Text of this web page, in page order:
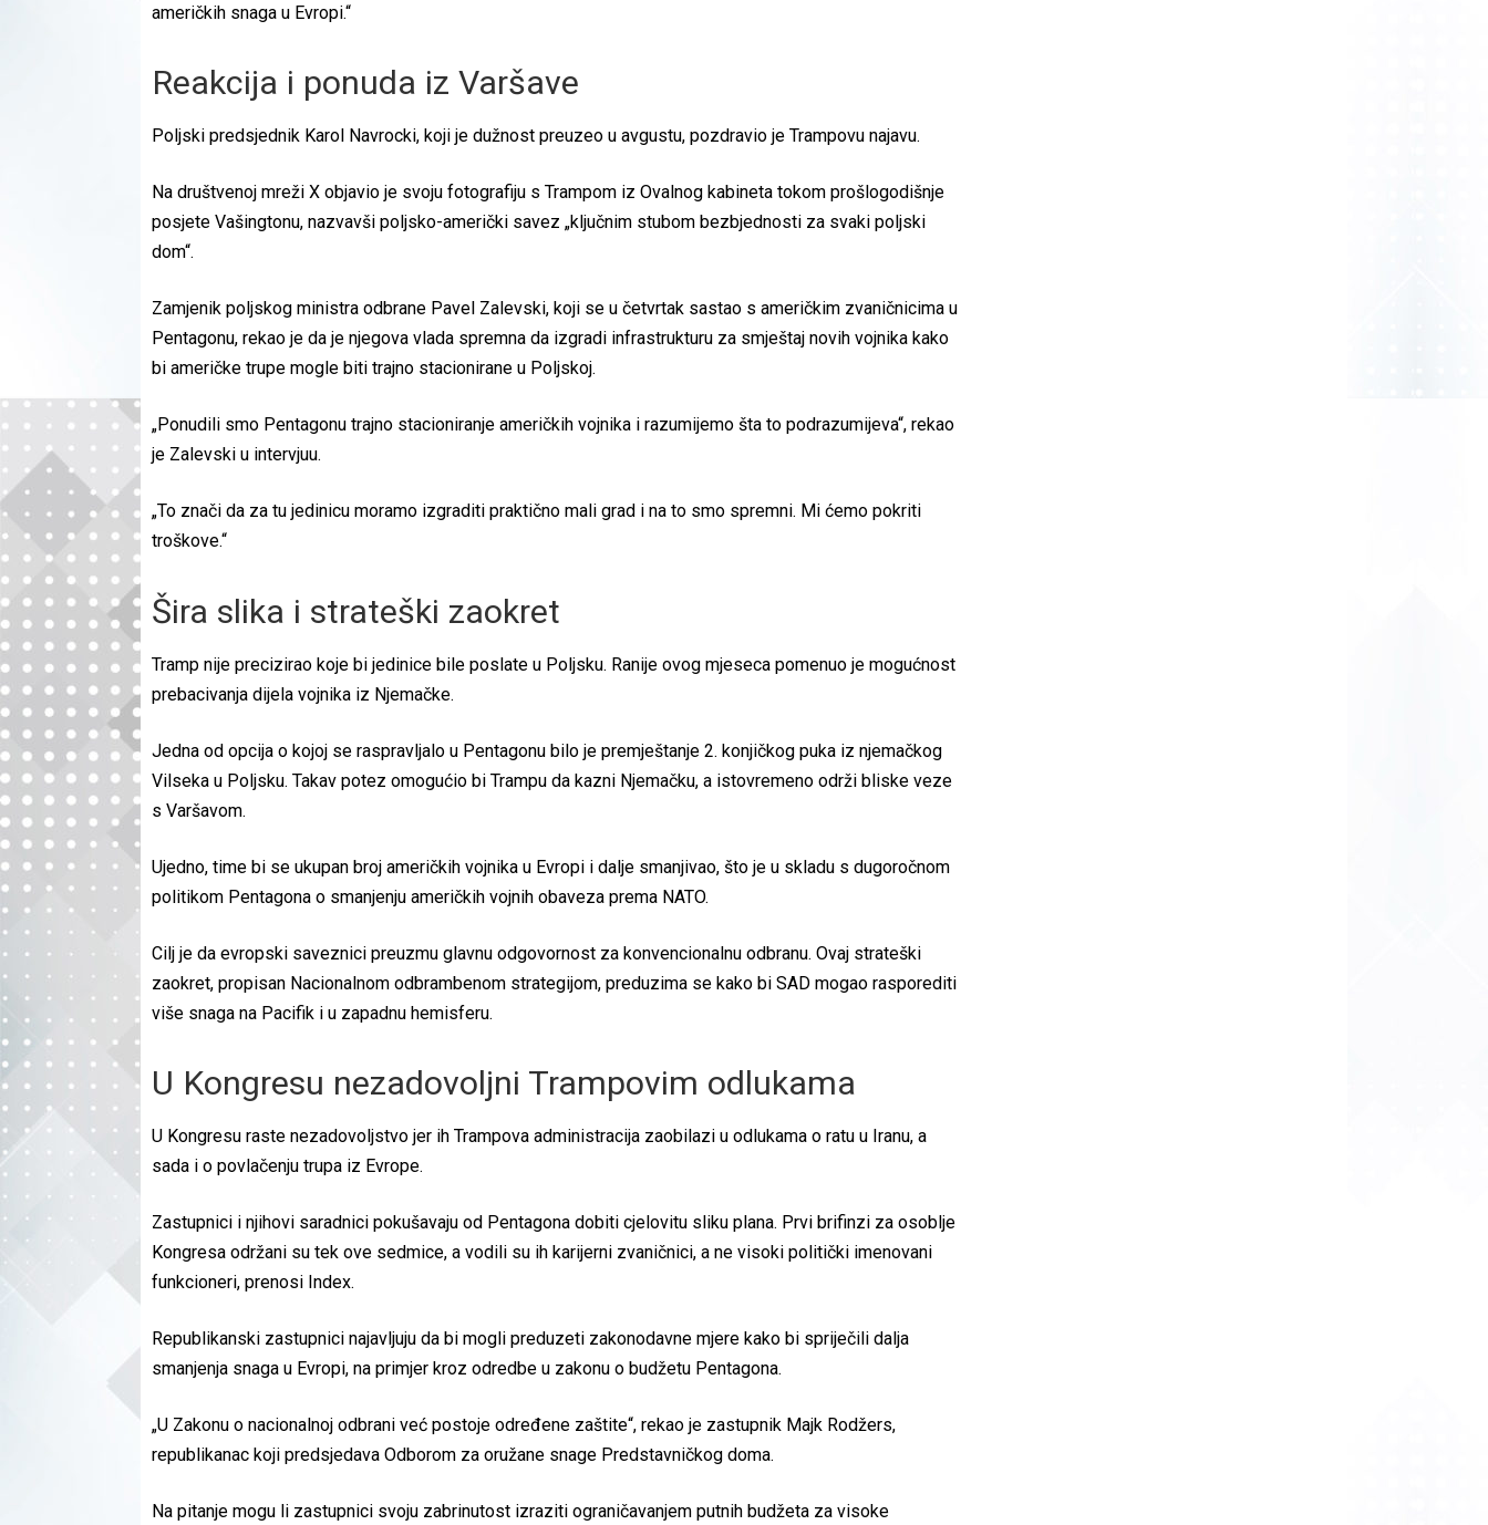
američkih snaga u Evropi.“
Reakcija i ponuda iz Varšave
Poljski predsjednik Karol Navrocki, koji je dužnost preuzeo u avgustu, pozdravio je Trampovu najavu.
Na društvenoj mreži X objavio je svoju fotografiju s Trampom iz Ovalnog kabineta tokom prošlogodišnje
posjete Vašingtonu, nazvavši poljsko-američki savez „ključnim stubom bezbjednosti za svaki poljski
dom“.
Zamjenik poljskog ministra odbrane Pavel Zalevski, koji se u četvrtak sastao s američkim zvaničnicima u
Pentagonu, rekao je da je njegova vlada spremna da izgradi infrastrukturu za smještaj novih vojnika kako
bi američke trupe mogle biti trajno stacionirane u Poljskoj.
„Ponudili smo Pentagonu trajno stacioniranje američkih vojnika i razumijemo šta to podrazumijeva“, rekao
je Zalevski u intervjuu.
„To znači da za tu jedinicu moramo izgraditi praktično mali grad i na to smo spremni. Mi ćemo pokriti
troškove.“
Šira slika i strateški zaokret
Tramp nije precizirao koje bi jedinice bile poslate u Poljsku. Ranije ovog mjeseca pomenuo je mogućnost
prebacivanja dijela vojnika iz Njemačke.
Jedna od opcija o kojoj se raspravljalo u Pentagonu bilo je premještanje 2. konjičkog puka iz njemačkog
Vilseka u Poljsku. Takav potez omogućio bi Trampu da kazni Njemačku, a istovremeno održi bliske veze
s Varšavom.
Ujedno, time bi se ukupan broj američkih vojnika u Evropi i dalje smanjivao, što je u skladu s dugoročnom
politikom Pentagona o smanjenju američkih vojnih obaveza prema NATO.
Cilj je da evropski saveznici preuzmu glavnu odgovornost za konvencionalnu odbranu. Ovaj strateški
zaokret, propisan Nacionalnom odbrambenom strategijom, preduzima se kako bi SAD mogao rasporediti
više snaga na Pacifik i u zapadnu hemisferu.
U Kongresu nezadovoljni Trampovim odlukama
U Kongresu raste nezadovoljstvo jer ih Trampova administracija zaobilazi u odlukama o ratu u Iranu, a
sada i o povlačenju trupa iz Evrope.
Zastupnici i njihovi saradnici pokušavaju od Pentagona dobiti cjelovitu sliku plana. Prvi brifinzi za osoblje
Kongresa održani su tek ove sedmice, a vodili su ih karijerni zvaničnici, a ne visoki politički imenovani
funkcioneri, prenosi Index.
Republikanski zastupnici najavljuju da bi mogli preduzeti zakonodavne mjere kako bi spriječili dalja
smanjenja snaga u Evropi, na primjer kroz odredbe u zakonu o budžetu Pentagona.
„U Zakonu o nacionalnoj odbrani već postoje određene zaštite“, rekao je zastupnik Majk Rodžers,
republikanac koji predsjedava Odborom za oružane snage Predstavničkog doma.
Na pitanje mogu li zastupnici svoju zabrinutost izraziti ograničavanjem putnih budžeta za visoke